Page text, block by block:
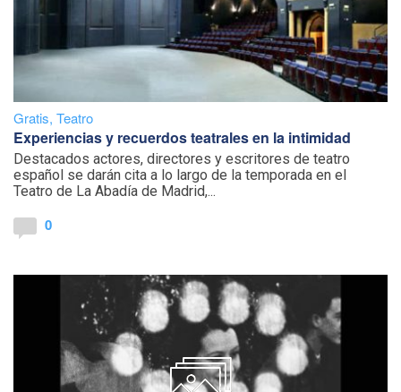
Gratis, Teatro
Experiencias y recuerdos teatrales en la intimidad
Destacados actores, directores y escritores de teatro
español se darán cita a lo largo de la temporada en el
Teatro de La Abadía de Madrid,...
0